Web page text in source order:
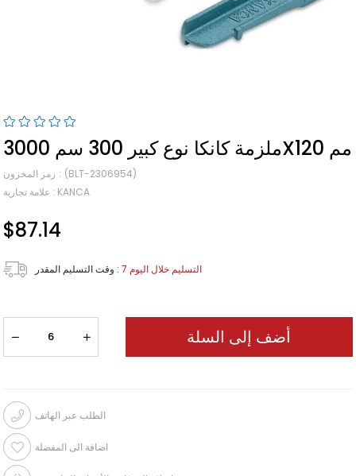
ملزمة كانكا نوع كبير 300 سم 3000X120 مم
رمز المخزون
(BLT-2306954)
علامة تجارية : KANCA
$87.14
وقت التسليم المقدر : 7 التسليم خلال اليوم
الطلب عبر الهاتف
اضافة الى المفضلة